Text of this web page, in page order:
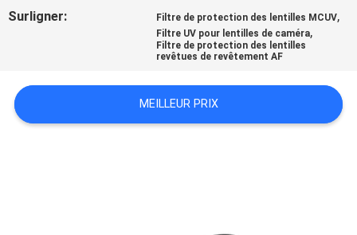
DEMANDEZ
PLAN
Surligner: Filtre de protection des lentilles MCUV,
Filtre UV pour lentilles de caméra,
Filtre de protection des lentilles
revêtues de revêtement AF
MEILLEUR PRIX